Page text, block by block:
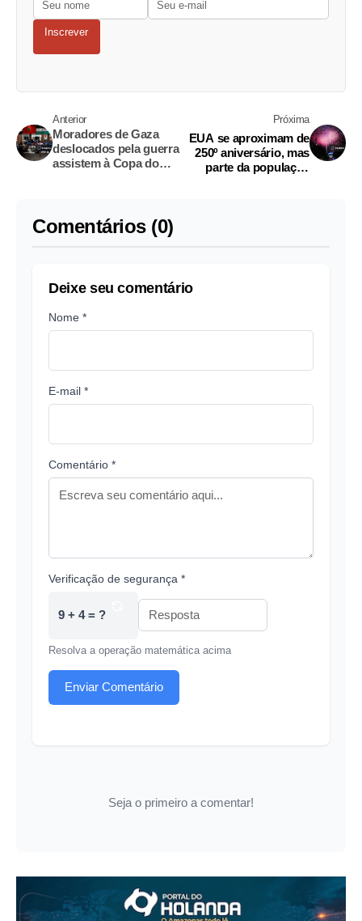
Inscrever
Anterior
Moradores de Gaza
deslocados pela guerra
assistem à Copa do
Próxima
EUA se aproximam de
250º aniversário, mas
parte da população
Comentários (0)
Deixe seu comentário
Nome *
E-mail *
Comentário *
Verificação de segurança *
9 + 4 = ?
Resolva a operação matemática acima
Enviar Comentário
Seja o primeiro a comentar!